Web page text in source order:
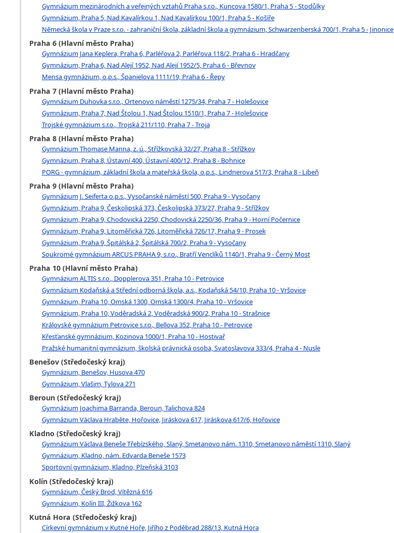
Gymnázium mezinárodních a veřejných vztahů Praha s.r.o., Kuncova 1580/1, Praha 5 - Stodůlky
Gymnázium, Praha 5, Nad Kavalírkou 1, Nad Kavalírkou 100/1, Praha 5 - Košíře
Německá škola v Praze s.r.o. - zahraniční škola, základní škola a gymnázium, Schwarzenberská 700/1, Praha 5 - Jinonice
Praha 6 (Hlavní město Praha)
Gymnázium Jana Keplera, Praha 6, Parléřova 2, Parléřova 118/2, Praha 6 - Hradčany
Gymnázium, Praha 6, Nad Alejí 1952, Nad Alejí 1952/5, Praha 6 - Břevnov
Mensa gymnázium, o.p.s., Španielova 1111/19, Praha 6 - Řepy
Praha 7 (Hlavní město Praha)
Gymnázium Duhovka s.r.o., Ortenovo náměstí 1275/34, Praha 7 - Holešovice
Gymnázium, Praha 7, Nad Štolou 1, Nad Štolou 1510/1, Praha 7 - Holešovice
Trojské gymnázium s.r.o., Trojská 211/110, Praha 7 - Troja
Praha 8 (Hlavní město Praha)
Gymnázium Thomase Manna, z. ú., Střížkovská 32/27, Praha 8 - Střížkov
Gymnázium, Praha 8, Ústavní 400, Ústavní 400/12, Praha 8 - Bohnice
PORG - gymnázium, základní škola a mateřská škola, o.p.s., Lindnerova 517/3, Praha 8 - Libeň
Praha 9 (Hlavní město Praha)
Gymnázium J. Seiferta o.p.s., Vysočanské náměstí 500, Praha 9 - Vysočany
Gymnázium, Praha 9, Českolipská 373, Českolipská 373/27, Praha 9 - Střížkov
Gymnázium, Praha 9, Chodovická 2250, Chodovická 2250/36, Praha 9 - Horní Počernice
Gymnázium, Praha 9, Litoměřická 726, Litoměřická 726/17, Praha 9 - Prosek
Gymnázium, Praha 9, Špitálská 2, Špitálská 700/2, Praha 9 - Vysočany
Soukromé gymnázium ARCUS PRAHA 9, s.r.o., Bratří Venclíků 1140/1, Praha 9 - Černý Most
Praha 10 (Hlavní město Praha)
Gymnázium ALTIS s.r.o., Dopplerova 351, Praha 10 - Petrovice
Gymnázium Kodaňská a Střední odborná škola, a.s., Kodaňská 54/10, Praha 10 - Vršovice
Gymnázium, Praha 10, Omská 1300, Omská 1300/4, Praha 10 - Vršovice
Gymnázium, Praha 10, Voděradská 2, Voděradská 900/2, Praha 10 - Strašnice
Královské gymnázium Petrovice s.r.o., Bellova 352, Praha 10 - Petrovice
Křesťanské gymnázium, Kozinova 1000/1, Praha 10 - Hostivař
Pražské humanitní gymnázium, školská právnická osoba, Svatoslavova 333/4, Praha 4 - Nusle
Benešov (Středočeský kraj)
Gymnázium, Benešov, Husova 470
Gymnázium, Vlašim, Tylova 271
Beroun (Středočeský kraj)
Gymnázium Joachima Barranda, Beroun, Talichova 824
Gymnázium Václava Hraběte, Hořovice, Jiráskova 617, Jiráskova 617/6, Hořovice
Kladno (Středočeský kraj)
Gymnázium Václava Beneše Třebízského, Slaný, Smetanovo nám. 1310, Smetanovo náměstí 1310, Slaný
Gymnázium, Kladno, nám. Edvarda Beneše 1573
Sportovní gymnázium, Kladno, Plzeňská 3103
Kolín (Středočeský kraj)
Gymnázium, Český Brod, Vítězná 616
Gymnázium, Kolín III, Žižkova 162
Kutná Hora (Středočeský kraj)
Církevní gymnázium v Kutné Hoře, Jiřího z Poděbrad 288/13, Kutná Hora